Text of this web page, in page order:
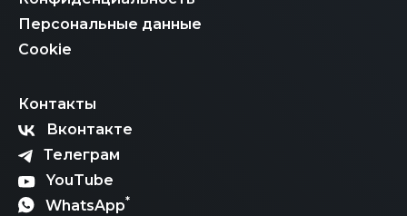
сложный процесс, но с правильным партнером он
становится абсолютно реальным и выгодным. Чтобы
не растеряться в многообразии вариантов и правил,
просто свяжитесь с нашими менеджерами. Мы
справедливой цене.
Персональные данные
Cookie
Контакты
Вконтакте
Телеграм
YouTube
WhatsApp*